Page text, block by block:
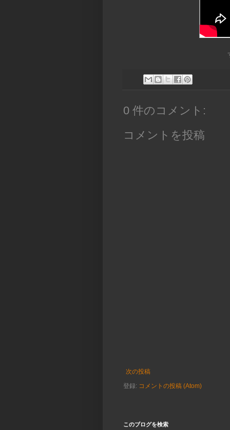
0 件のコメント:
コメントを投稿
次の投稿
登録: コメントの投稿 (Atom)
このブログを検索